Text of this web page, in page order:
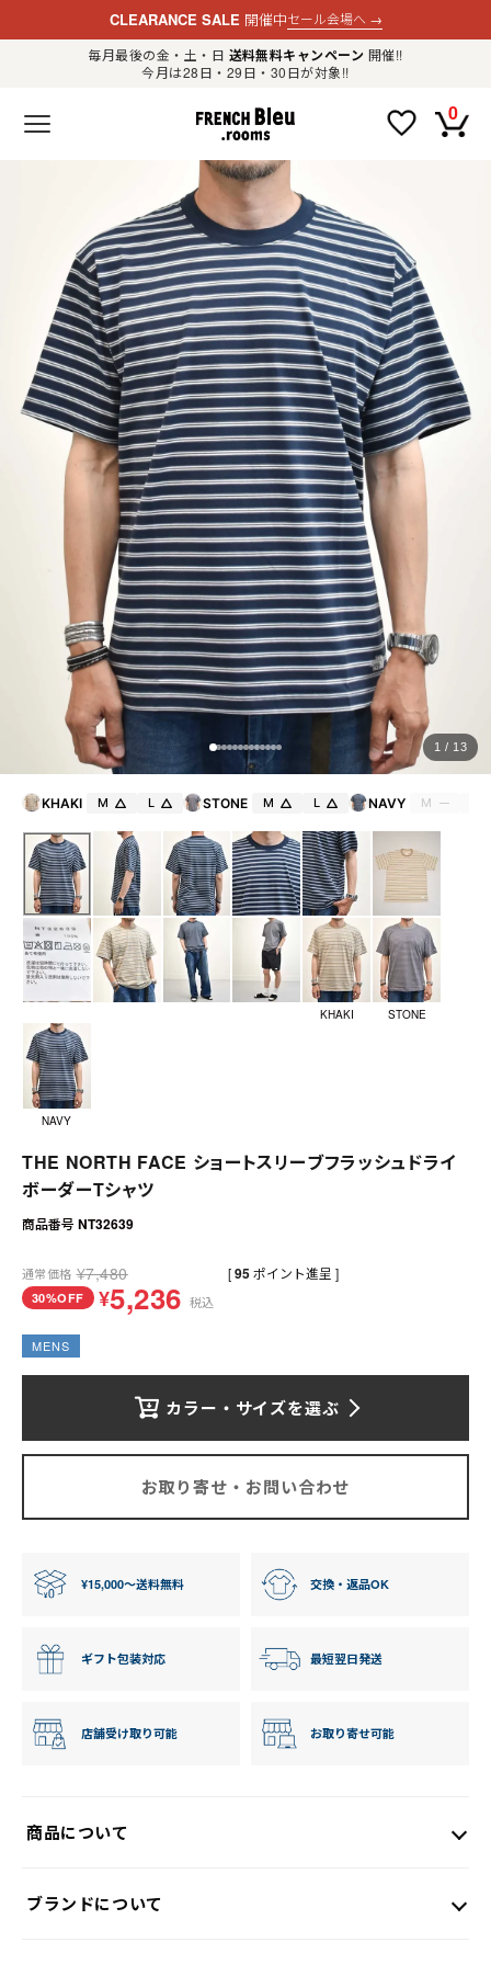
CLEARANCE SALE 開催中セール会場へ →
毎月最後の金・土・日 送料無料キャンペーン 開催!!
今月は28日・29日・30日が対象!!
F
R
N
C
H
B
e
u
.
r
o
o
m
s
公
式
通
販
セ
レ
ク
ト
シ
ョ
ッ
プ
0
ログイン
LADIES
MENS
GOODS
OTHER
FRENCH Bleu ORIGINAL
KISOGAWA BLOG
SHOP NEWS
新規会員登録
マイページ
送料について
お支払いについて
店舗情報
特定商取引法の表記
1 / 13
KHAKI M L STONE M L NAVY M
KHAKI STONE
NAVY
THE NORTH FACE ショートスリーブフラッシュドライ
ボーダーTシャツ
商品番号 NT32639
通常価格 ¥7,480
30%OFF ¥5,236 税込
[95ポイント進呈 ]
MENS
カラー・サイズを選ぶ
お取り寄せ・お問い合わせ
¥15,000〜送料無料 交換・返品OK
ギフト包装対応 最短翌日発送
店舗受け取り可能 お取り寄せ可能
商品について
ブランドについて